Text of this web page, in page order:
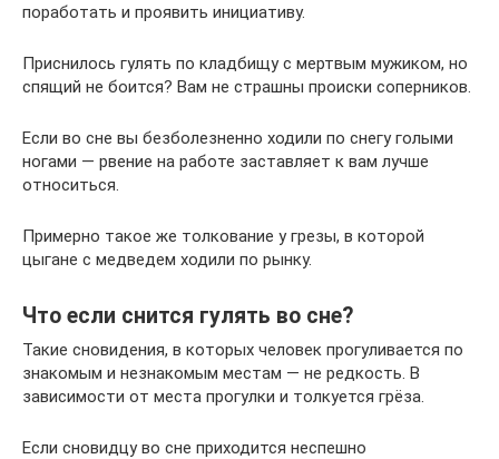
поработать и проявить инициативу.
Приснилось гулять по кладбищу с мертвым мужиком, но
спящий не боится? Вам не страшны происки соперников.
Если во сне вы безболезненно ходили по снегу голыми
ногами — рвение на работе заставляет к вам лучше
относиться.
Примерно такое же толкование у грезы, в которой
цыгане с медведем ходили по рынку.
Что если снится гулять во сне?
Такие сновидения, в которых человек прогуливается по
знакомым и незнакомым местам — не редкость. В
зависимости от места прогулки и толкуется грёза.
Если сновидцу во сне приходится неспешно